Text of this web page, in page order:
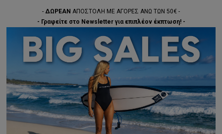
- ΔΩΡΕΑΝ ΑΠΟΣΤΟΛΗ ΜΕ ΑΓΟΡΕΣ ΑΝΩ ΤΩΝ 50€ -
- Γραφείτε στο Newsletter για επιπλέον έκπτωση! -